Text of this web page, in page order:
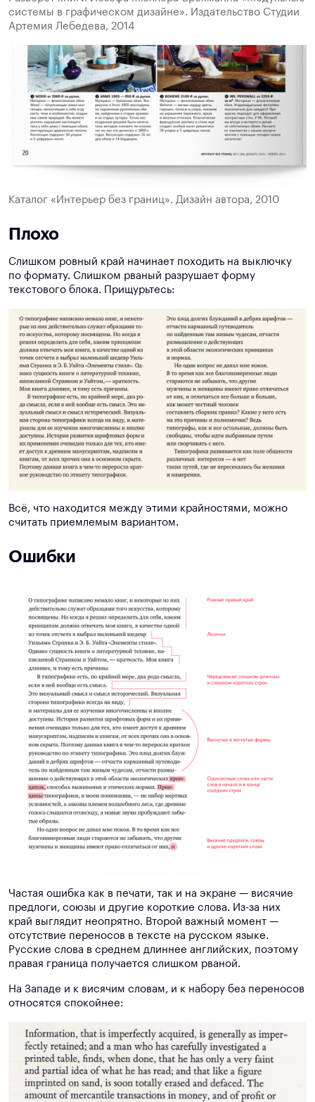
системы в графическом дизайне». Издательство Студии
Артемия Лебедева, 2014
Каталог «Интерьер без границ». Дизайн автора, 2010
Плохо
Слишком ровный край начинает походить на выключку
по формату. Слишком рваный разрушает форму
текстового блока. Прищурьтесь:
Всё, что находится между этими крайностями, можно
считать приемлемым вариантом.
Ошибки
Частая ошибка как в печати, так и на экране — висячие
предлоги, союзы и другие короткие слова. Из-за них
край выглядит неопрятно. Второй важный момент —
отсутствие переносов в тексте на русском языке.
Русские слова в среднем длиннее английских, поэтому
правая граница получается слишком рваной.
На Западе и к висячим словам, и к набору без переносов
относятся спокойнее: